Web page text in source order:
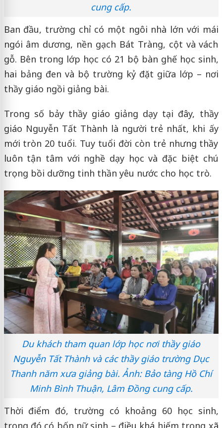
cung cấp.
Ban đầu, trường chỉ có một ngôi nhà lớn với mái
ngói âm dương, nền gạch Bát Tràng, cột và vách
gỗ. Bên trong lớp học có 21 bộ bàn ghế học sinh,
hai bảng đen và bộ trường kỷ đặt giữa lớp – nơi
thầy giáo ngồi giảng bài.
Trong số bảy thầy giáo giảng dạy tại đây, thầy
giáo Nguyễn Tất Thành là người trẻ nhất, khi ấy
mới tròn 20 tuổi. Tuy tuổi đời còn trẻ nhưng thầy
luôn tận tâm với nghề dạy học và đặc biệt chú
trọng bồi dưỡng tinh thần yêu nước cho học trò.
Du khách tham quan lớp học nơi thầy giáo
Nguyễn Tất Thành và các thầy giáo trường Dục
Thanh năm xưa giảng bài. Ảnh: Bảo tàng Hồ Chí
Minh Bình Thuận, Lâm Đồng cung cấp.
Thời điểm đó, trường có khoảng 60 học sinh,
trong đó có bốn nữ sinh – điều khá hiếm trong xã